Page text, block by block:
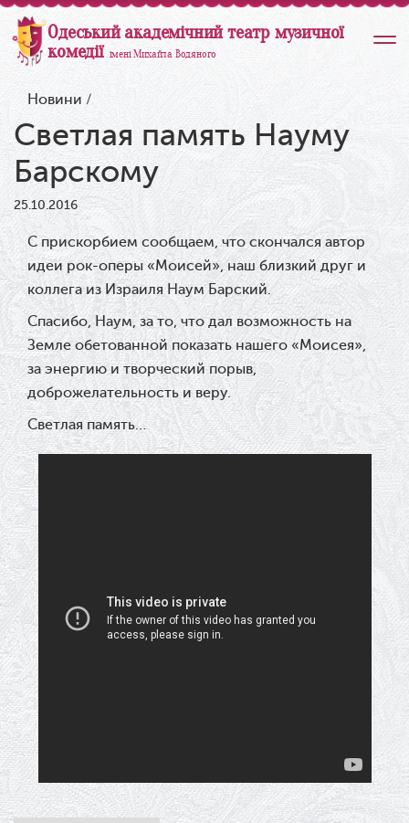
Одеський академічний театр музичної
комедії імені Михайла Водяного
Новини /
Светлая память Науму
Барскому
25.10.2016
С прискорбием сообщаем, что скончался автор
идеи рок-оперы «Моисей», наш близкий друг и
коллега из Израиля Наум Барский.
Спасибо, Наум, за то, что дал возможность на
Земле обетованной показать нашего «Моисея»,
за энергию и творческий порыв,
доброжелательность и веру.
Светлая память…